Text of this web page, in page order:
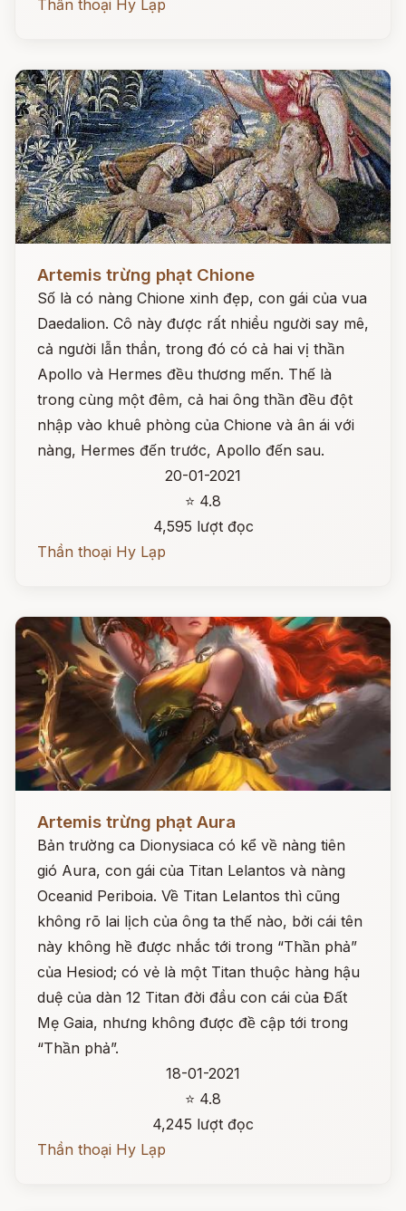
Thần thoại Hy Lạp
Artemis trừng phạt Chione
Số là có nàng Chione xinh đẹp, con gái của vua
Daedalion. Cô này được rất nhiều người say mê,
cả người lẫn thần, trong đó có cả hai vị thần
Apollo và Hermes đều thương mến. Thế là
trong cùng một đêm, cả hai ông thần đều đột
nhập vào khuê phòng của Chione và ân ái với
nàng, Hermes đến trước, Apollo đến sau.
20-01-2021
⭐ 4.8
4,595 lượt đọc
Thần thoại Hy Lạp
Artemis trừng phạt Aura
Bản trường ca Dionysiaca có kể về nàng tiên
gió Aura, con gái của Titan Lelantos và nàng
Oceanid Periboia. Về Titan Lelantos thì cũng
không rõ lai lịch của ông ta thế nào, bởi cái tên
này không hề được nhắc tới trong “Thần phả”
của Hesiod; có vẻ là một Titan thuộc hàng hậu
duệ của dàn 12 Titan đời đầu con cái của Đất
Mẹ Gaia, nhưng không được đề cập tới trong
“Thần phả”.
18-01-2021
⭐ 4.8
4,245 lượt đọc
Thần thoại Hy Lạp